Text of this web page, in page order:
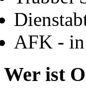
AFK -
Wer ist